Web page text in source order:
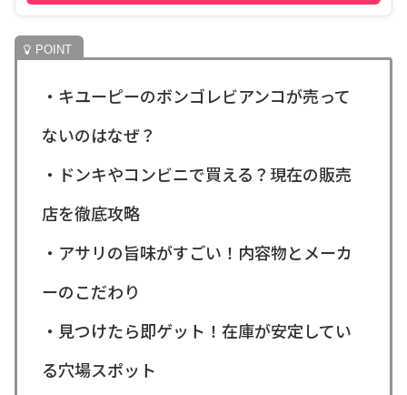
・キユーピーのボンゴレビアンコが売って
ないのはなぜ？
・ドンキやコンビニで買える？現在の販売
店を徹底攻略
・アサリの旨味がすごい！内容物とメーカ
ーのこだわり
・見つけたら即ゲット！在庫が安定してい
る穴場スポット